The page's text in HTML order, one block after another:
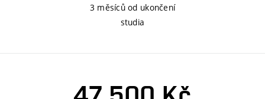
3 měsíců od ukončení
studia